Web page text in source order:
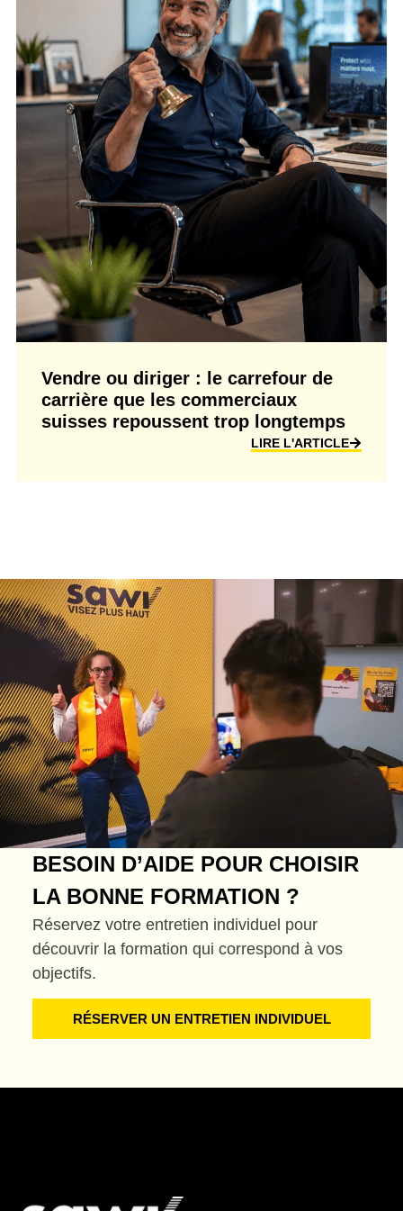
Vendre ou diriger : le carrefour de
carrière que les commerciaux
suisses repoussent trop longtemps
LIRE L'ARTICLE
BESOIN D’AIDE POUR CHOISIR
LA BONNE FORMATION ?
Réservez votre entretien individuel pour
découvrir la formation qui correspond à vos
objectifs.
RÉSERVER UN ENTRETIEN INDIVIDUEL